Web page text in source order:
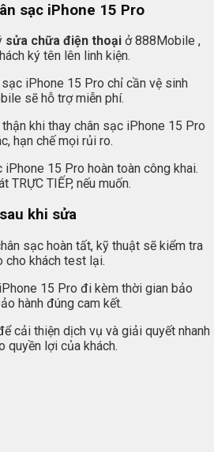
sạc iPhone 15 Pro
sửa chữa điện thoại ở 888Mobile ,
ký tên lên linh kiện.
iPhone 15 Pro chỉ cần vệ sinh
sẽ hỗ trợ miễn phí.
khi thay chân sạc iPhone 15 Pro
hạn chế mọi rủi ro.
15 Pro hoàn toàn công khai.
TRỰC TIẾP, nếu muốn.
khi sửa
sạc hoàn tất, kỹ thuật sẽ kiểm tra
cho khách test lại.
15 Pro đi kèm thời gian bảo
hành đúng cam kết.
cải thiện dịch vụ và giải quyết nhanh
quyền lợi của khách.